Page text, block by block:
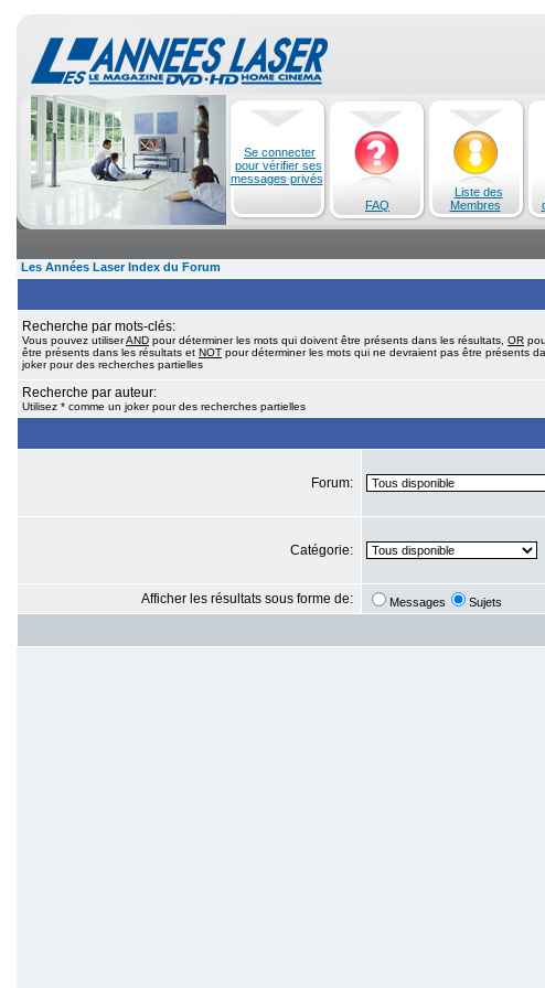
Se connecter
pour vérifier ses
messages privés
FAQ
Liste des
Membres
Les Années Laser Index du Forum
Recherche par mots-clés:
Vous pouvez utiliserAND pour déterminer les mots qui doivent être présents dans les résultats, OR
être présents dans les résultats et NOT pour déterminer les mots qui ne devraient pas être présents
joker pour des recherches partielles
Recherche par auteur:
Utilisez * comme un joker pour des recherches partielles
Forum:
Catégorie:
Afficher les résultats sous forme de: Messages Sujets